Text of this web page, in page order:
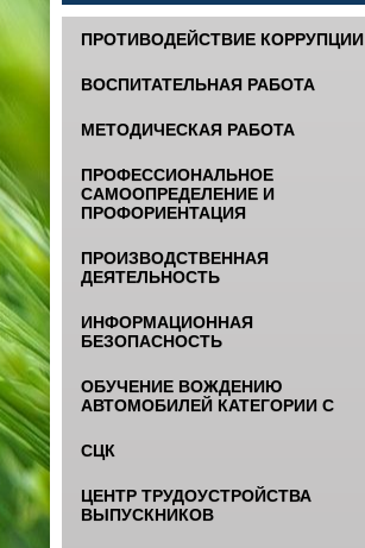
ПРОТИВОДЕЙСТВИЕ КОРРУПЦИИ
ВОСПИТАТЕЛЬНАЯ РАБОТА
МЕТОДИЧЕСКАЯ РАБОТА
ПРОФЕССИОНАЛЬНОЕ
САМООПРЕДЕЛЕНИЕ И
ПРОФОРИЕНТАЦИЯ
ПРОИЗВОДСТВЕННАЯ
ДЕЯТЕЛЬНОСТЬ
ИНФОРМАЦИОННАЯ
БЕЗОПАСНОСТЬ
ОБУЧЕНИЕ ВОЖДЕНИЮ
АВТОМОБИЛЕЙ КАТЕГОРИИ С
СЦК
ЦЕНТР ТРУДОУСТРОЙСТВА
ВЫПУСКНИКОВ